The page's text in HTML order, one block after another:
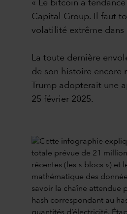
« Le bitcoin a
Capital Group. Il faut
volatilité extrême dans
La toute dernière
de son histoire encore
Trump adopterait une
25 février 2025.